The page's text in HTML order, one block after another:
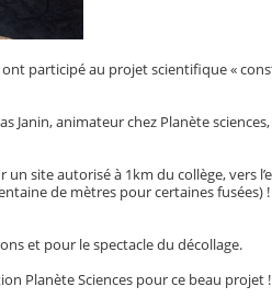
participé au projet scientifique «
Janin, animateur chez Planète
site autorisé à 1km du collège, vers
de mètres pour certaines
et pour le spectacle du décollage.
Planète Sciences pour ce beau projet !